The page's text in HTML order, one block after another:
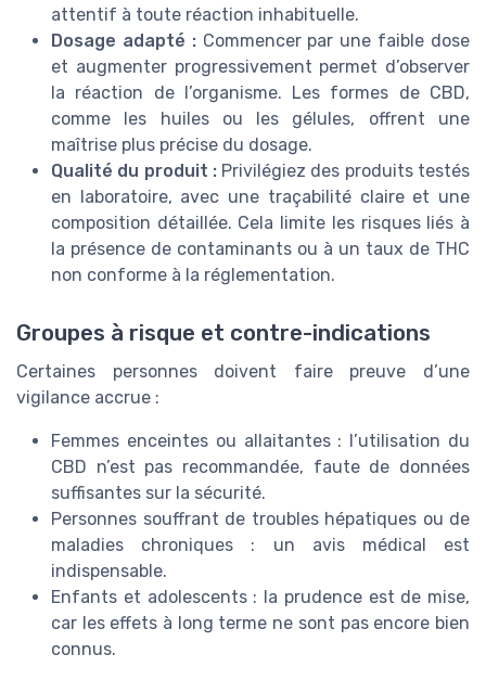
attentif à toute réaction inhabituelle.
Dosage adapté :Commencer par une faible dose
et augmenter progressivement permet d’observer
la réaction de l’organisme. Les formes de CBD,
comme les huiles ou les gélules, offrent une
maîtrise plus précise du dosage.
Qualité du produit :Privilégiez des produits testés
en laboratoire, avec une traçabilité claire et une
composition détaillée. Cela limite les risques liés à
la présence de contaminants ou à un taux de THC
non conforme à la réglementation.
Groupes à risque et contre-indications
Certaines personnes doivent faire preuve d’une
vigilance accrue :
Femmes enceintes ou allaitantes : l’utilisation du
CBD n’est pas recommandée, faute de données
suffisantes sur la sécurité.
Personnes souffrant de troubles hépatiques ou de
maladies chroniques : un avis médical est
indispensable.
Enfants et adolescents : la prudence est de mise,
car les effets à long terme ne sont pas encore bien
connus.